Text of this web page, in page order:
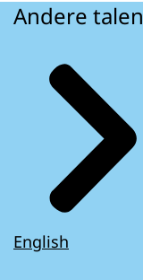
Andere talen
English